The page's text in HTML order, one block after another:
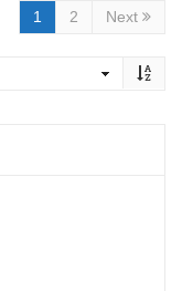
1 2 Next